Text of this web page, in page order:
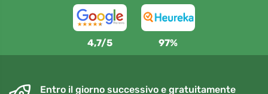
4,7/5 97%
Entro il giorno successivo e gratuitamente